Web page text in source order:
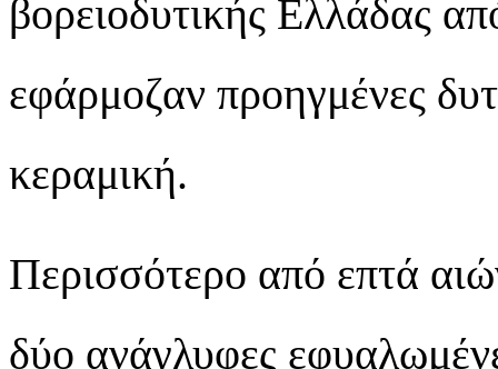
βορειοδυτικής Ελλάδας
εφάρμοζαν προηγμένες
κεραμική.
Περισσότερο από επτά
δύο ανάγλυφες